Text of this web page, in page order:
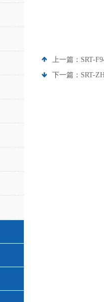
上一篇： SRT-
下一篇： SRT-